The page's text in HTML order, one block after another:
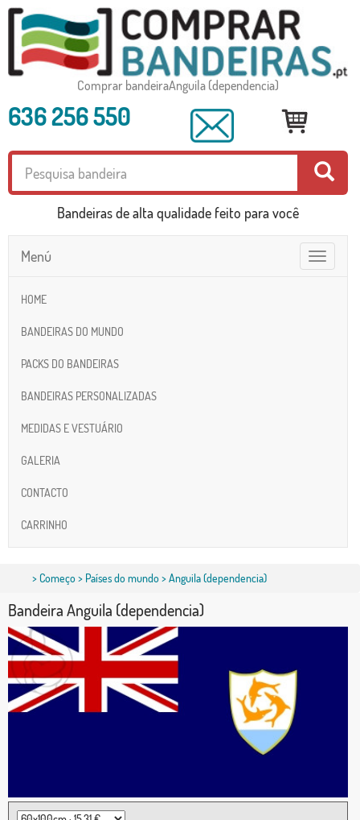
Comprar bandeiraAnguila (dependencia)
636 256 550
Bandeiras de alta qualidade feito para você
Toggle
navigation
Menú
HOME
BANDEIRAS DO MUNDO
PACKS DO BANDEIRAS
BANDEIRAS PERSONALIZADAS
MEDIDAS E VESTUÁRIO
GALERIA
CONTACTO
CARRINHO
>Começo> Países do mundo> Anguila (dependencia)
Bandeira Anguila (dependencia)